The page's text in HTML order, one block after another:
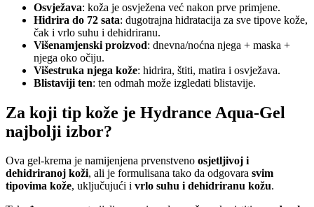
Osvježava: koža je osvježena već nakon prve primjene.
Hidrira do 72 sata: dugotrajna hidratacija za sve tipove kože,
čak i vrlo suhu i dehidriranu.
Višenamjenski proizvod: dnevna/noćna njega + maska +
njega oko očiju.
Višestruka njega kože: hidrira, štiti, matira i osvježava.
Blistaviji ten: ten odmah može izgledati blistavije.
Za koji tip kože je Hydrance Aqua-Gel
najbolji izbor?
Ova gel-krema je namijenjena prvenstveno osjetljivoj i
dehidriranoj koži, ali je formulisana tako da odgovara svim
tipovima kože, uključujući i vrlo suhu i dehidriranu kožu.